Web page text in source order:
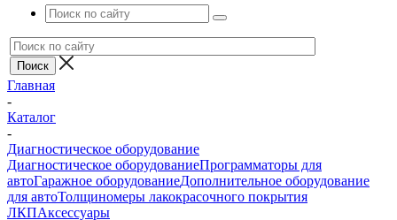
Главная
-
Каталог
-
Диагностическое оборудование
Диагностическое оборудованиеПрограмматоры для
автоГаражное оборудованиеДополнительное оборудование
для автоТолщиномеры лакокрасочного покрытия
ЛКПАксессуары